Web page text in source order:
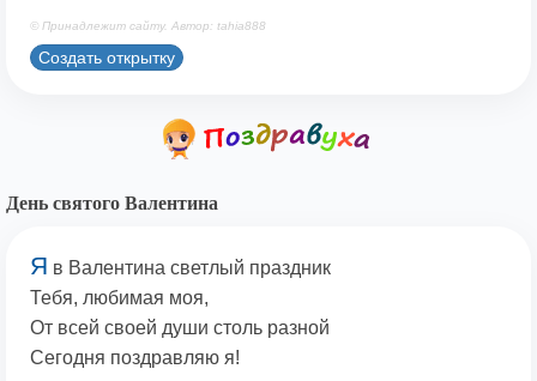
© Принадлежит сайту. Автор: tahia888
Создать открытку
День святого Валентина
Я в Валентина светлый праздник
Тебя, любимая моя,
От всей своей души столь разной
Сегодня поздравляю я!